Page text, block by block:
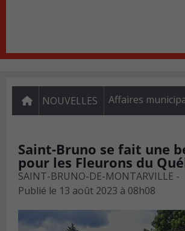
NOUVELLES Affaires
Saint-Bruno se fait une
pour les Fleurons du
SAINT-BRUNO-DE-MONTARVILLE -
Publié le 13 août 2023 à 08h08